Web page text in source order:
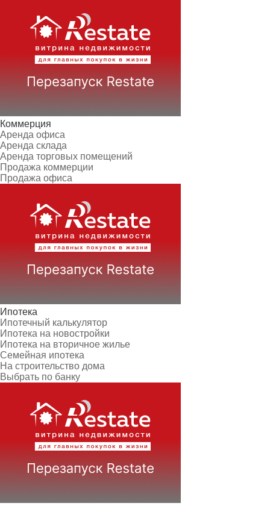
Коммерция
Аренда офиса
Аренда склада
Аренда торговых помещений
Продажа коммерции
Продажа офиса
Ипотека
Ипотечный калькулятор
Ипотека на новостройки
Ипотека на вторичное жилье
Семейная ипотека
На строительство дома
Выбрать по банку